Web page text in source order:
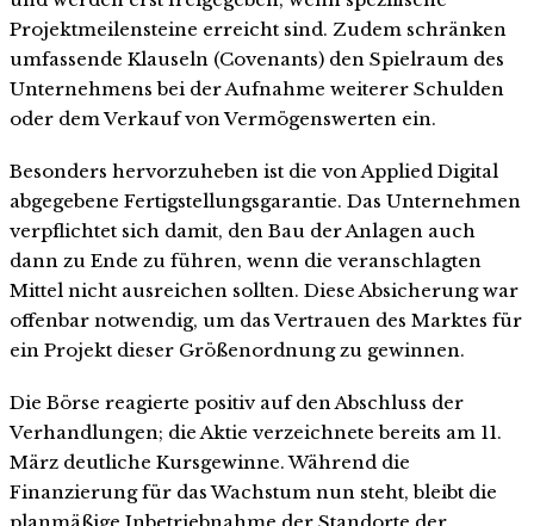
Projektmeilensteine erreicht sind. Zudem schränken
umfassende Klauseln (Covenants) den Spielraum des
Unternehmens bei der Aufnahme weiterer Schulden
oder dem Verkauf von Vermögenswerten ein.
Besonders hervorzuheben ist die von Applied Digital
abgegebene Fertigstellungsgarantie. Das Unternehmen
verpflichtet sich damit, den Bau der Anlagen auch
dann zu Ende zu führen, wenn die veranschlagten
Mittel nicht ausreichen sollten. Diese Absicherung war
offenbar notwendig, um das Vertrauen des Marktes für
ein Projekt dieser Größenordnung zu gewinnen.
Die Börse reagierte positiv auf den Abschluss der
Verhandlungen; die Aktie verzeichnete bereits am 11.
März deutliche Kursgewinne. Während die
Finanzierung für das Wachstum nun steht, bleibt die